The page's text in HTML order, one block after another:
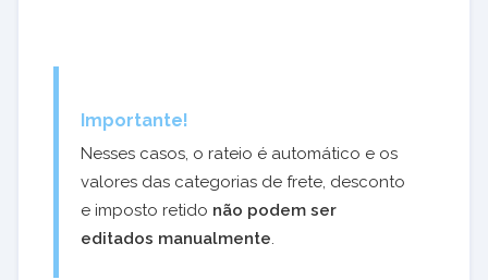
Importante!
Nesses casos, o rateio é automático e os
valores das categorias de frete, desconto
e imposto retido não podem ser
editados manualmente.